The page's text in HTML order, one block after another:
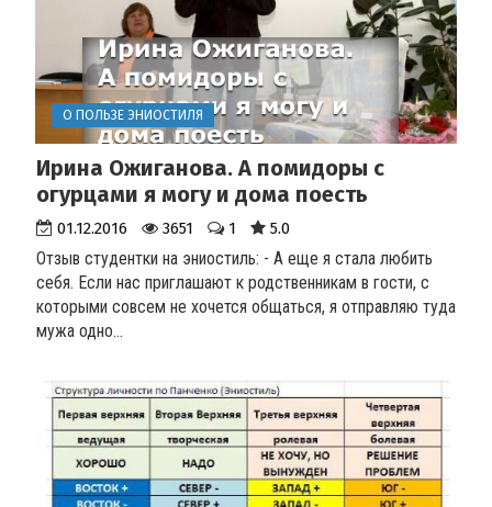
О ПОЛЬЗЕ ЭНИОСТИЛЯ
Ирина Ожиганова. А помидоры с
огурцами я могу и дома поесть
01.12.2016 3651 1 5.0
Отзыв студентки на эниостиль: - А еще я стала любить
себя. Если нас приглашают к родственникам в гости, с
которыми совсем не хочется общаться, я отправляю туда
мужа одно...